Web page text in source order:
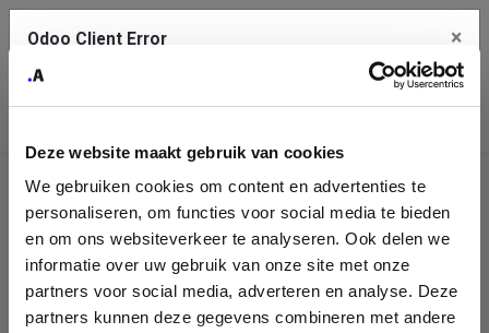
Deze website maakt gebruik van cookies
We gebruiken cookies om content en advertenties te
personaliseren, om functies voor social media te bieden
en om ons websiteverkeer te analyseren. Ook delen we
informatie over uw gebruik van onze site met onze
partners voor social media, adverteren en analyse. Deze
partners kunnen deze gegevens combineren met andere
Company
Identification
Please fill in your company details
Odoo Client Error ×
service.
See details